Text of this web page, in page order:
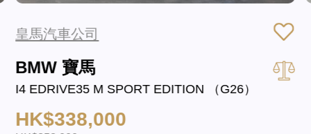
皇馬汽車公司
BMW 寶馬
I4 EDRIVE35 M SPORT EDITION （G26）
HK$338,000